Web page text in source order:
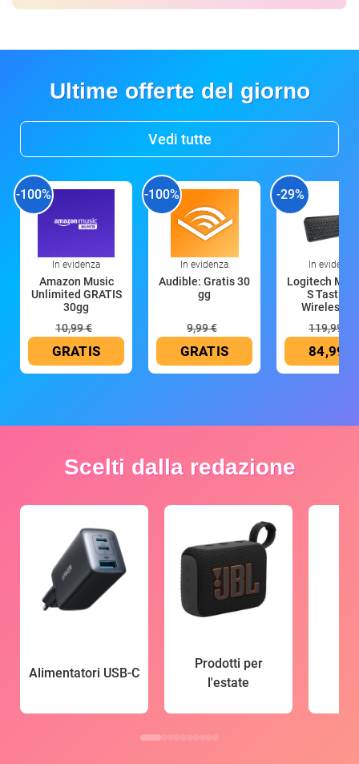
Ultime offerte del giorno
Vedi tutte
-100%
In evidenza
Amazon Music
Unlimited GRATIS
30gg
10,99 €
GRATIS
-100%
In evidenza
Audible: Gratis 30
gg
9,99 €
GRATIS
-29%
In evidenza
Logitech MX
S Tastiera
Wireless
119,99 €
84,99 €
Scelti dalla redazione
Alimentatori USB-C
Prodotti per
l'estate